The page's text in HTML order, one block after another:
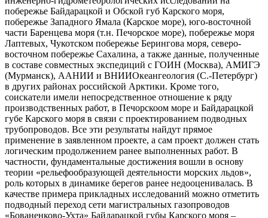
побережье Байдарацкой и Обской губ Карского моря,
побережье Западного Ямала (Карское море), юго-восточной
части Баренцева моря (т.н. Печорское море), побережье моря
Лаптевых, Чукотском побережье Берингова моря, северо-
восточном побережье Сахалина, а также данные, полученные
в составе совместных экспедиций с ГОИН (Москва), АМИГЭ
(Мурманск), ААНИИ и ВНИИОкеангеология (С.-Петербург)
в других районах российской Арктики. Кроме того,
соискатели имели непосредственное отношение к ряду
производственных работ, в Печорскоом море и Байдарацкой
губе Карского моря в связи с проектированием подводных
трубопроводов. Все эти результаты найдут прямое
применение в заявленном проекте, а сам проект должен стать
логическим продолжением ранее выполненных работ. В
частности, фундаментальные достижения вошли в основу
теории «рельефообразующей деятельности морских льдов»,
роль которых в динамике берегов ранее недооценивалась. В
качестве примера прикладных исследований можно отметить
подводный переход сети магистральных газопроводов
«Бованенково-Ухта» Байдарацкой губы Карского моря –